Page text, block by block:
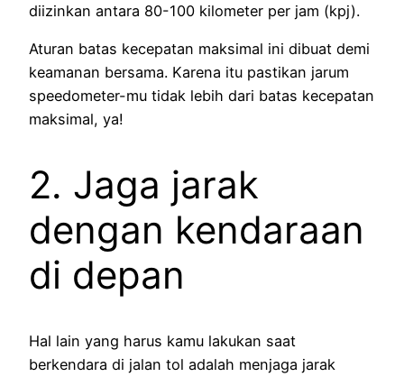
diizinkan antara 80-100 kilometer per jam (kpj).
Aturan batas kecepatan maksimal ini dibuat demi
keamanan bersama. Karena itu pastikan jarum
speedometer-mu tidak lebih dari batas kecepatan
maksimal, ya!
2. Jaga jarak
dengan kendaraan
di depan
Hal lain yang harus kamu lakukan saat
berkendara di jalan tol adalah menjaga jarak